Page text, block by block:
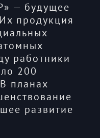
— будущее
продукция
работники
200
планах
развитие